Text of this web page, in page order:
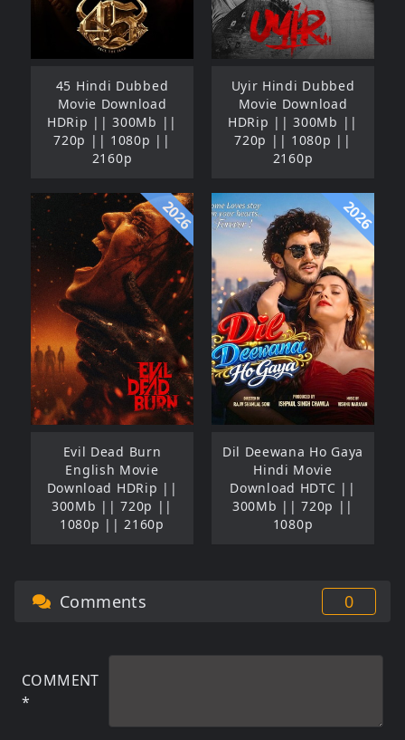
45 Hindi Dubbed
Movie Download
HDRip || 300Mb ||
720p || 1080p ||
2160p
Uyir Hindi Dubbed
Movie Download
HDRip || 300Mb ||
720p || 1080p ||
2160p
2026
Evil Dead Burn
English Movie
Download HDRip ||
300Mb || 720p ||
1080p || 2160p
2026
Dil Deewana Ho Gaya
Hindi Movie
Download HDTC ||
300Mb || 720p ||
1080p
Comments 0
COMMENT
*